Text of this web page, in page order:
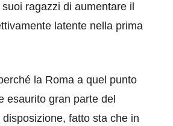
ragazzi di aumentare il
latente nella prima
la Roma a quel punto
esaurito gran parte del
fatto sta che in